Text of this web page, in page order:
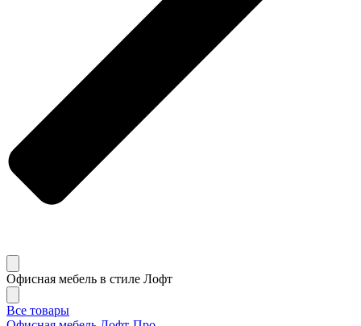
Офисная мебель в стиле Лофт
Все товары